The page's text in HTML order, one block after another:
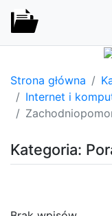
Strona główna
Internet i
Kategoria: